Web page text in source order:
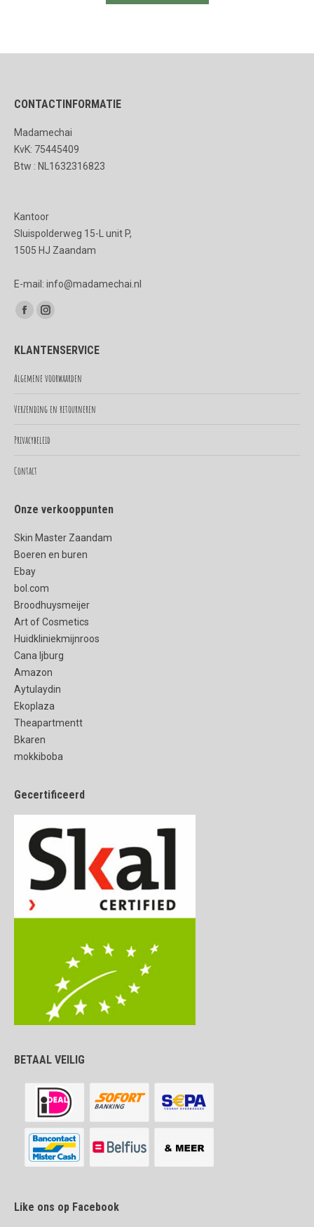
CONTACTINFORMATIE
Madamechai
KvK: 75445409
Btw : NL1632316823
Kantoor
Sluispolderweg 15-L unit P,
1505 HJ Zaandam
E-mail: info@madamechai.nl
Vind ons op:
Facebook
opens
in
window
Instagram
opens
in
window
KLANTENSERVICE
Algemene voorwaarden
Verzending en retourneren
Privacybeleid
Contact
Onze verkooppunten
Skin Master Zaandam
Boeren en buren
Ebay
bol.com
Broodhuysmeijer
Art of Cosmetics
Huidkliniekmijnroos
Cana Ijburg
Amazon
Aytulaydin
Ekoplaza
Theapartmentt
Bkaren
mokkiboba
Gecertificeerd
BETAAL VEILIG
Like ons op Facebook